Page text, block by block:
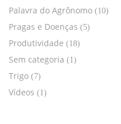
Palavra do Agrônomo (10)
Pragas e Doenças (5)
Produtividade (18)
Sem categoria (1)
Trigo (7)
Vídeos (1)